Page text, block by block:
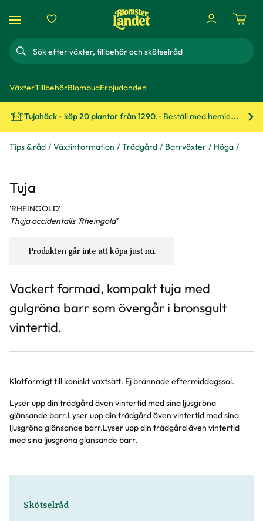
Sök
VäxterTillbehörBlombudErbjudanden
Tujahäck - köp 20 plantor från 1290.- Beställ med hemleverans!
Tips & råd Växtinformation Trädgård Barrväxter Höga
Tuja
'RHEINGOLD'
Thuja occidentalis 'Rheingold'
Produkten går inte att köpa just nu.
Vackert formad, kompakt tuja med
gulgröna barr som övergår i bronsgult
vintertid.
Klotformigt till koniskt växtsätt. Ej brännade eftermiddagssol.
Lyser upp din trädgård även vintertid med sina ljusgröna
glänsande barr.Lyser upp din trädgård även vintertid med sina
ljusgröna glänsande barr.Lyser upp din trädgård även vintertid
med sina ljusgröna glänsande barr.
Skötselråd